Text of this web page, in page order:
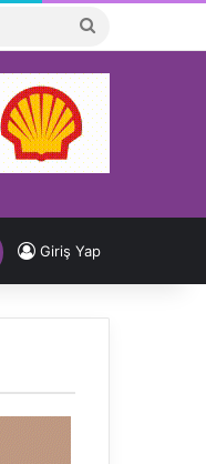
...
Giriş Yap